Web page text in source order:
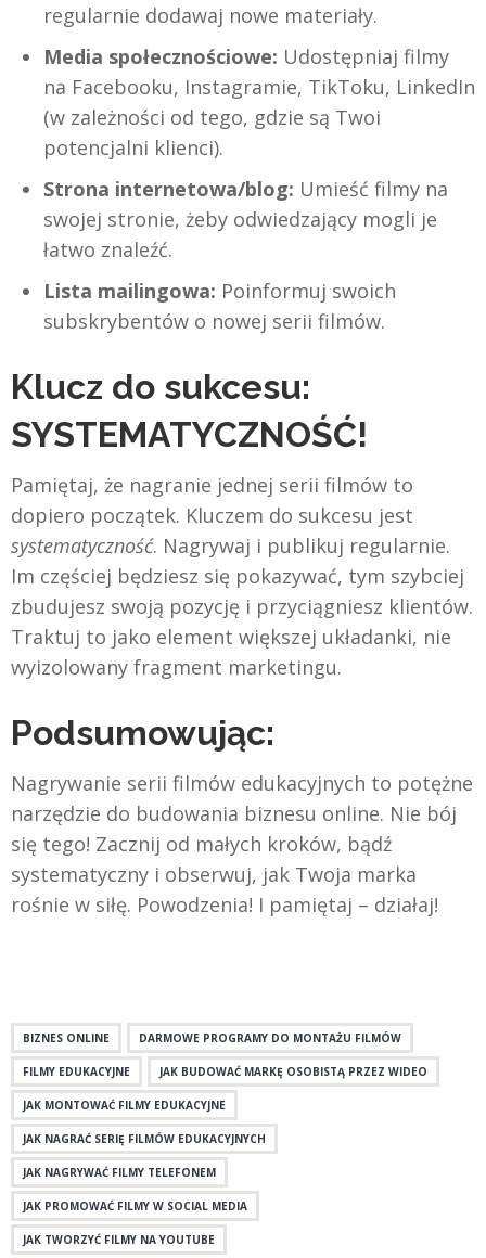
regularnie dodawaj nowe materiały.
Media społecznościowe: Udostępniaj filmy
na Facebooku, Instagramie, TikToku, LinkedIn
(w zależności od tego, gdzie są Twoi
potencjalni klienci).
Strona internetowa/blog: Umieść filmy na
swojej stronie, żeby odwiedzający mogli je
łatwo znaleźć.
Lista mailingowa: Poinformuj swoich
subskrybentów o nowej serii filmów.
Klucz do sukcesu:
SYSTEMATYCZNOŚĆ!
Pamiętaj, że nagranie jednej serii filmów to
dopiero początek. Kluczem do sukcesu jest
systematyczność. Nagrywaj i publikuj regularnie.
Im częściej będziesz się pokazywać, tym szybciej
zbudujesz swoją pozycję i przyciągniesz klientów.
Traktuj to jako element większej układanki, nie
wyizolowany fragment marketingu.
Podsumowując:
Nagrywanie serii filmów edukacyjnych to potężne
narzędzie do budowania biznesu online. Nie bój
się tego! Zacznij od małych kroków, bądź
systematyczny i obserwuj, jak Twoja marka
rośnie w siłę. Powodzenia! I pamiętaj – działaj!
BIZNES ONLINE DARMOWE PROGRAMY DO MONTAŻU FILMÓW
FILMY EDUKACYJNE JAK BUDOWAĆ MARKĘ OSOBISTĄ PRZEZ WIDEO
JAK MONTOWAĆ FILMY EDUKACYJNE
JAK NAGRAĆ SERIĘ FILMÓW EDUKACYJNYCH
JAK NAGRYWAĆ FILMY TELEFONEM
JAK PROMOWAĆ FILMY W SOCIAL MEDIA
JAK TWORZYĆ FILMY NA YOUTUBE